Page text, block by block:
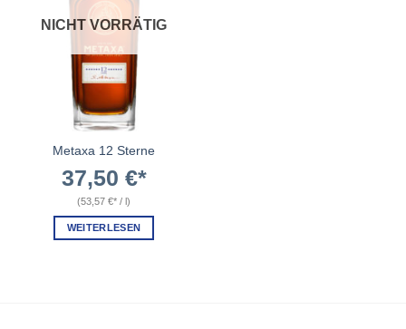
NICHT VORRÄTIG
Metaxa 12 Sterne
37,50 €
(53,57 € / )
WEITERLESEN